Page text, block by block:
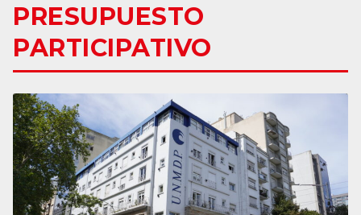
PRESUPUESTO
PARTICIPATIVO